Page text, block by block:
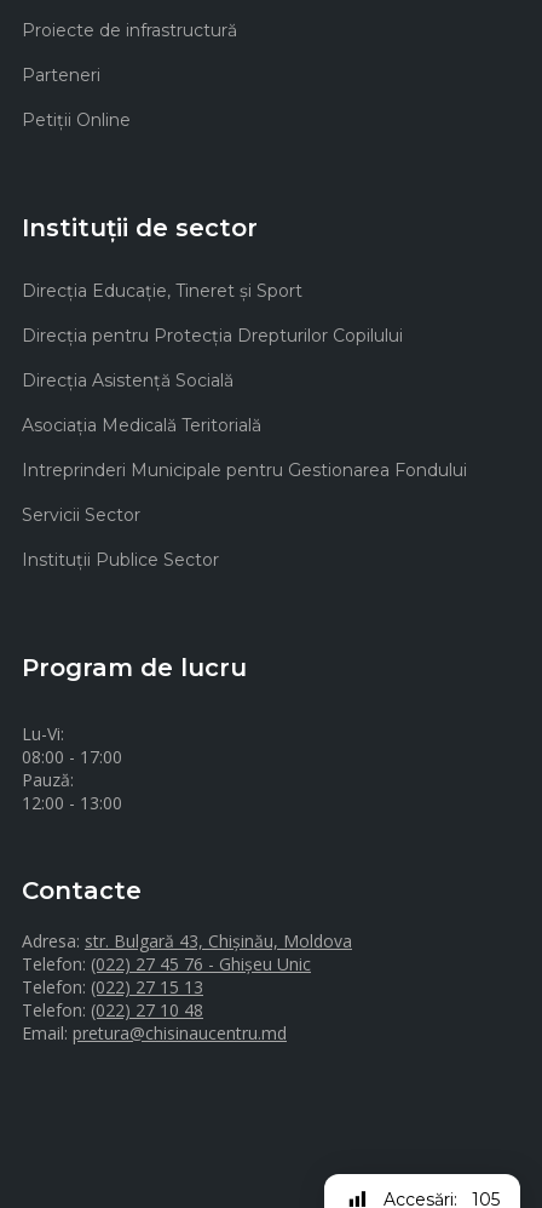
Proiecte de infrastructură
Parteneri
Petiții Online
Instituții de sector
Direcţia Educaţie, Tineret şi Sport
Direcţia pentru Protecţia Drepturilor Copilului
Direcţia Asistenţă Socială
Asociaţia Medicală Teritorială
Intreprinderi Municipale pentru Gestionarea Fondului
Servicii Sector
Instituţii Publice Sector
Program de lucru
Lu-Vi:
08:00 - 17:00
Pauză:
12:00 - 13:00
Contacte
Adresa: str. Bulgară 43, Chișinău, Moldova
Telefon: (022) 27 45 76 - Ghișeu Unic
Telefon: (022) 27 15 13
Telefon: (022) 27 10 48
Email: pretura@chisinaucentru.md
Accesări: 105